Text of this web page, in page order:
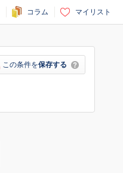
コラム マイリスト
この条件を保存する